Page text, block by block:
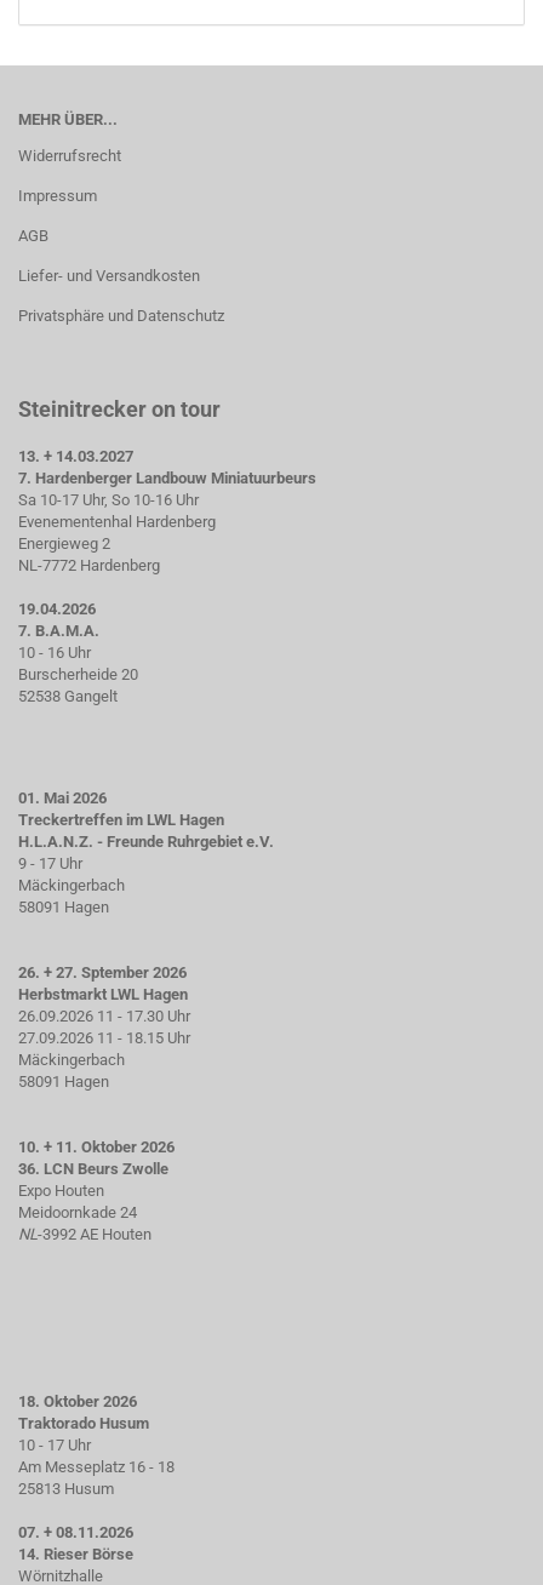
MEHR ÜBER...
Widerrufsrecht
Impressum
AGB
Liefer- und Versandkosten
Privatsphäre und Datenschutz
Steinitrecker on tour
13. + 14.03.2027
7. Hardenberger Landbouw Miniatuurbeurs
Sa 10-17 Uhr, So 10-16 Uhr
Evenementenhal Hardenberg
Energieweg 2
NL-7772 Hardenberg
19.04.2026
7. B.A.M.A.
10 - 16 Uhr
Burscherheide 20
52538 Gangelt
01. Mai 2026
Treckertreffen im LWL Hagen
H.L.A.N.Z. - Freunde Ruhrgebiet e.V.
9 - 17 Uhr
Mäckingerbach
58091 Hagen
26. + 27. Sptember 2026
Herbstmarkt LWL Hagen
26.09.2026 11 - 17.30 Uhr
27.09.2026 11 - 18.15 Uhr
Mäckingerbach
58091 Hagen
10. + 11. Oktober 2026
36. LCN Beurs Zwolle
Expo Houten
Meidoornkade 24
NL-3992 AE Houten
18. Oktober 2026
Traktorado Husum
10 - 17 Uhr
Am Messeplatz 16 - 18
25813 Husum
07. + 08.11.2026
14. Rieser Börse
Wörnitzhalle